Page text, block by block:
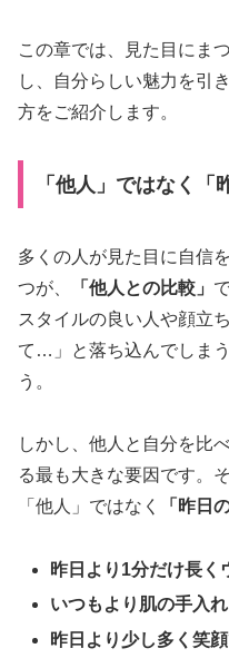
この章では、見た目にま
し、自分らしい魅力を引
方をご紹介します。
「他人」ではなく「
多くの人が見た目に自信
つが、
「他人との比較」
スタイルの良い人や顔立
て…」と落ち込んでしま
う。
しかし、他人と自分を比
る最も大きな要因です。
「他人」ではなく
「昨日
昨日より1分だけ長く
いつもより肌の手入
昨日より少し多く笑